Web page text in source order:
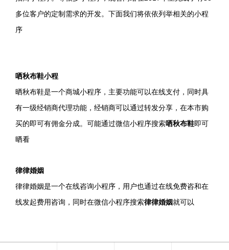
多位客户的定制需求的开发。下面我们将依依列举相关的小程
序
哂秋布鞋小程
晒秋布鞋是一个商城小程序，主要功能可以在线支付，同时具
有一级经销商代理功能，经销商可以通过转发分享，在本市购
买的即可有佣金分成。可能通过微信小程序搜索哂秋布鞋即可
晒看
律律婚姻
律律婚姻是一个在线咨询小程序，用户也通过在线免费咨和在
线发起费用咨询，同时在微信小程序搜索律律婚姻就可以